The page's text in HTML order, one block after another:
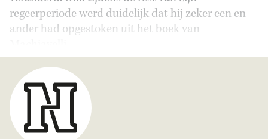
regeerperiode werd duidelijk dat hij zeker een en
ander had opgestoken uit het boek van